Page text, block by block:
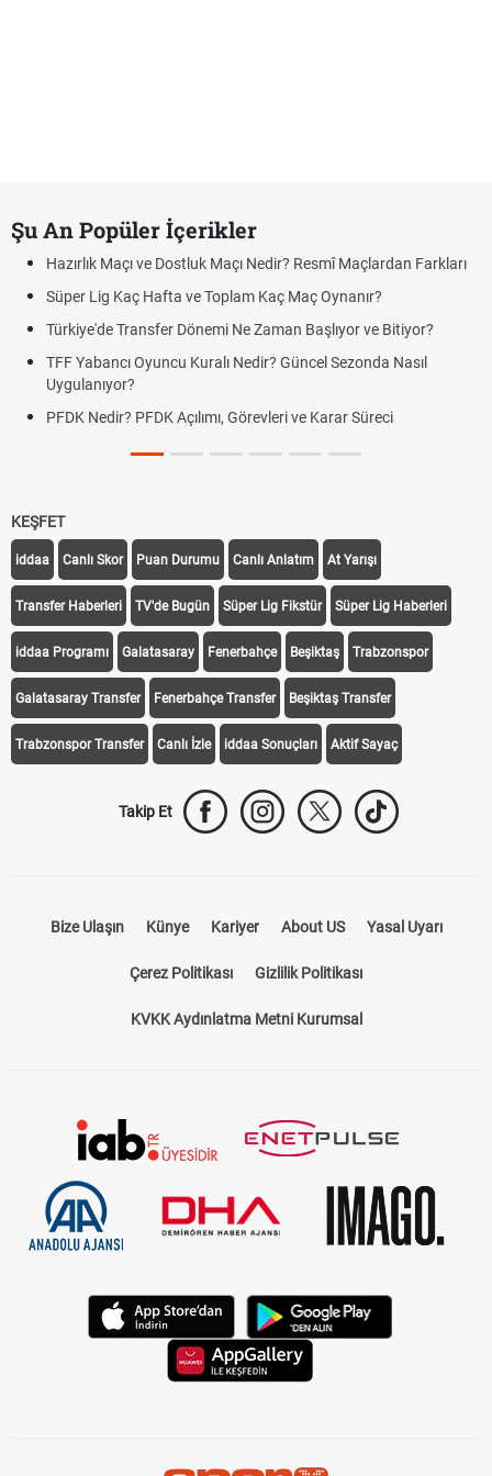
Şu An Popüler İçerikler
Hazırlık Maçı ve Dostluk Maçı Nedir? Resmî Maçlardan Farkları
Süper Lig Kaç Hafta ve Toplam Kaç Maç Oynanır?
Türkiye'de Transfer Dönemi Ne Zaman Başlıyor ve Bitiyor?
TFF Yabancı Oyuncu Kuralı Nedir? Güncel Sezonda Nasıl
Uygulanıyor?
PFDK Nedir? PFDK Açılımı, Görevleri ve Karar Süreci
KEŞFET
iddaa Canlı Skor Puan Durumu Canlı Anlatım At Yarışı
Transfer Haberleri TV'de Bugün Süper Lig Fikstür Süper Lig Haberleri
iddaa Programı Galatasaray Fenerbahçe Beşiktaş Trabzonspor
Galatasaray Transfer Fenerbahçe Transfer Beşiktaş Transfer
Trabzonspor Transfer Canlı İzle iddaa Sonuçları Aktif Sayaç
Takip Et
Bize Ulaşın Künye Kariyer About US Yasal Uyarı
Çerez Politikası Gizlilik Politikası
KVKK Aydınlatma Metni Kurumsal